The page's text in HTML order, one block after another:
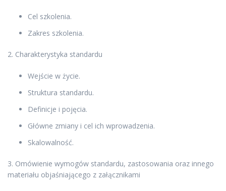
Cel szkolenia.
Zakres szkolenia.
2. Charakterystyka standardu
Wejście w życie.
Struktura standardu.
Definicje i pojęcia.
Główne zmiany i cel ich wprowadzenia.
Skalowalność.
3. Omówienie wymogów standardu, zastosowania oraz innego
materiału objaśniającego z załącznikami